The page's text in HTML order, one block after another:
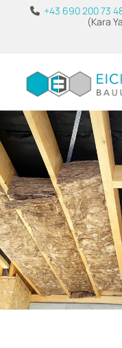
 +43 690 200 73
(Kara